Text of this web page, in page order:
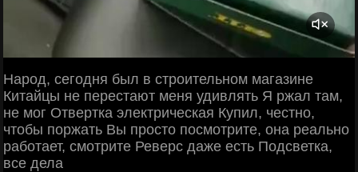
Народ, сегодня был в строительном магазине
Китайцы не перестают меня удивлять Я ржал там,
не мог Отвертка электрическая Купил, честно,
чтобы поржать Вы просто посмотрите, она реально
работает, смотрите Реверс даже есть Подсветка,
все дела